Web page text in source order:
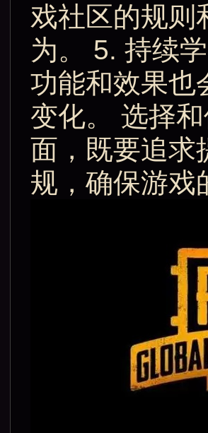
戏社区的规则
为。 5. 持续
功能和效果也
变化。 选择
面，既要追求
规，确保游戏